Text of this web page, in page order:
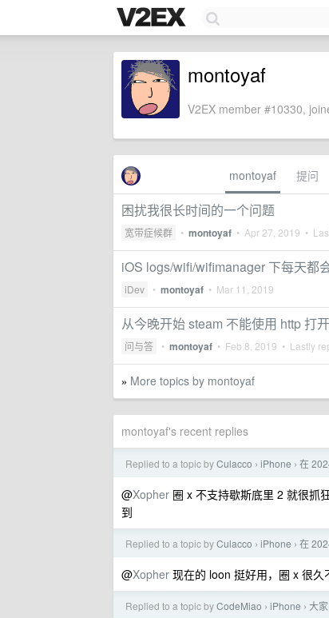
montoyaf
V2EX member #10330,
montoyaf 提问
困扰我很长时间的一个问题
宽带症候群 • montoyaf • Apr 27, 2019 •
iOS logs/wifi/wifimanager 下每天都
iDev • montoyaf • Mar 11, 2019
从今晚开始 steam 不能使用 http 打
问与答 • montoyaf • Feb 8, 2019 • Lastly
» More topics by montoyaf
montoyaf's recent replies
Replied to a topic byCulacco › iPhone › 在
@Xopher 圈 x 不支持歇斯底里 2 就很抓
到
Replied to a topic byCulacco › iPhone › 在
@Xopher 现在的 loon 挺好用，圈 x 很
Replied to a topic byCodeMiao › iPhone › 大